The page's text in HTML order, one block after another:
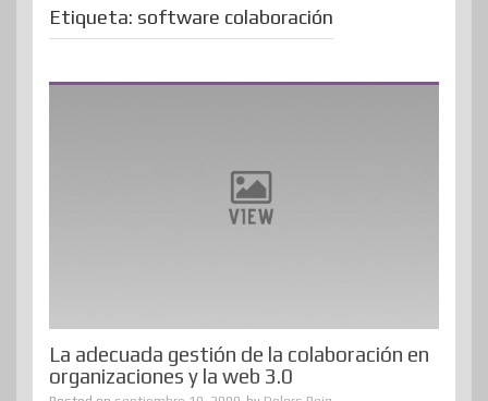
Etiqueta: software colaboración
La adecuada gestión de la colaboración en
organizaciones y la web 3.0